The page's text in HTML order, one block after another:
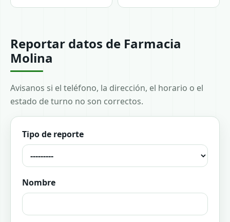
Reportar datos de Farmacia
Molina
Avisanos si el teléfono, la dirección, el horario o el
estado de turno no son correctos.
Tipo de reporte
Nombre